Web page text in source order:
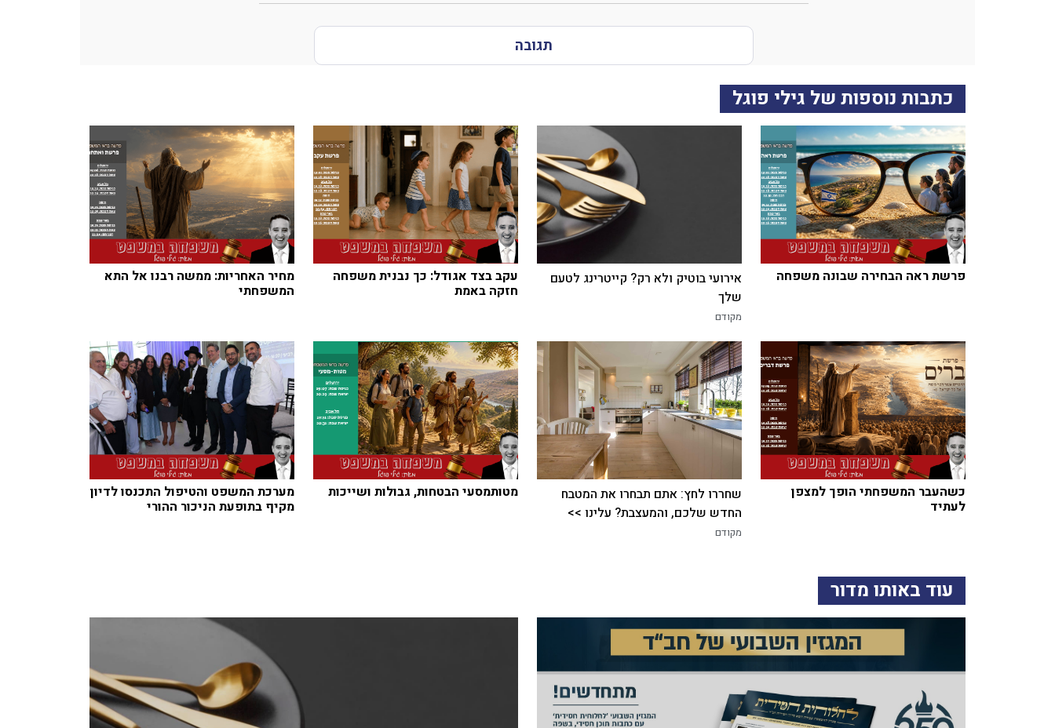
תגובה
כתבות נוספות של גילי פוגל
פרשת ראה הבחירה שבונה משפחה
אירועי בוטיק ולא רק? קייטרינג לטעם
שלך
מקודם
עקב בצד אגודל: כך נבנית משפחה
חזקה באמת
מחיר האחריות: ממשה רבנו אל התא
המשפחתי
כשהעבר המשפחתי הופך למצפן
לעתיד
שחררו לחץ: אתם תבחרו את המטבח
החדש שלכם, והמעצבת? עלינו >>
מקודם
מטותמסעי הבטחות, גבולות ושייכות מערכת המשפט והטיפול התכנסו לדיון
מקיף בתופעת הניכור ההורי
עוד באותו מדור